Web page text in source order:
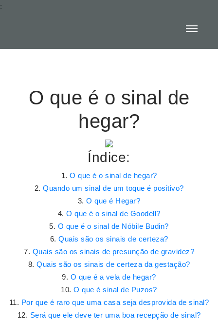
:
O que é o sinal de
hegar?
Índice:
O que é o sinal de hegar?
Quando um sinal de um toque é positivo?
O que é Hegar?
O que é o sinal de Goodell?
O que é o sinal de Nóbile Budin?
Quais são os sinais de certeza?
Quais são os sinais de presunção de gravidez?
Quais são os sinais de certeza da gestação?
O que é a vela de hegar?
O que é sinal de Puzos?
Por que é raro que uma casa seja desprovida de sinal?
Será que ele deve ter uma boa recepção de sinal?